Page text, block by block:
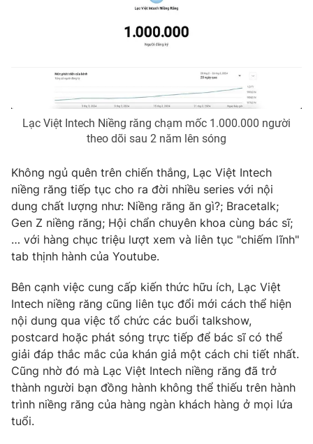
Đài Truyền hình Việt Nam
Giấy phép hoạt động báo in và báo điện tử số 483/GP-BTTTT
cấp ngày 29/12/2023
Tổng Biên tập:
Vũ Thanh Thủy
Phó Tổng Biên tập:Nguyễn Thị Mỹ Hạnh, Phạm Quốc Thắng,
Tổng đài VTV:024.38 355 931 - 024.38 355 932
Ðiện thoại Thời báo VTV:024.66 897 897
Email: toasoan@vtv.vn
Liên hệ quảng cáo:024-7300.7108
® Cấm sao chép dưới mọi hình thức nếu không có sự chấp
Lạc Việt Intech Niềng răng chạm mốc 1.000.000 người
theo dõi sau 2 năm lên sóng
Không ngủ quên trên chiến thắng, Lạc Việt Intech
niềng răng tiếp tục cho ra đời nhiều series với nội
dung chất lượng như: Niềng răng ăn gì?; Bracetalk;
Gen Z niềng răng; Hội chẩn chuyên khoa cùng bác sĩ;
… với hàng chục triệu lượt xem và liên tục "chiếm lĩnh"
tab thịnh hành của Youtube.
Bên cạnh việc cung cấp kiến thức hữu ích, Lạc Việt
Intech niềng răng cũng liên tục đổi mới cách thể hiện
nội dung qua việc tổ chức các buổi talkshow,
postcard hoặc phát sóng trực tiếp để bác sĩ có thể
giải đáp thắc mắc của khán giả một cách chi tiết nhất.
Cũng nhờ đó mà Lạc Việt Intech niềng răng đã trở
thành người bạn đồng hành không thể thiếu trên hành
trình niềng răng của hàng ngàn khách hàng ở mọi lứa
tuổi.